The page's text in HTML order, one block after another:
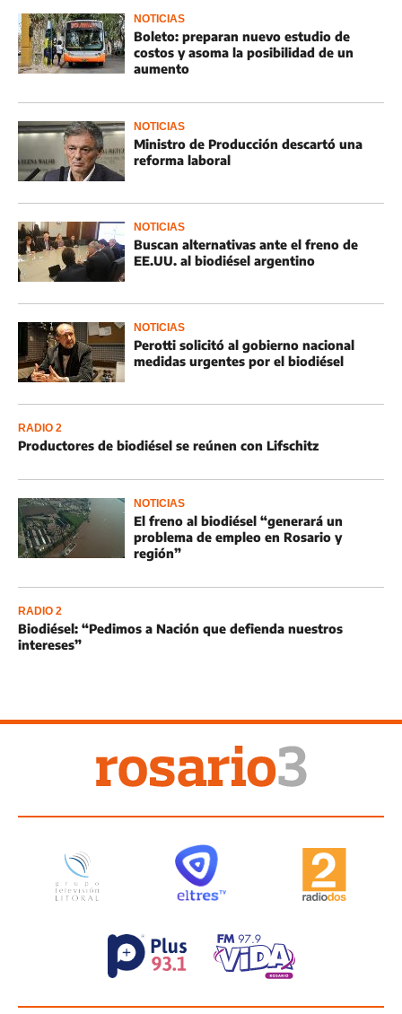
NOTICIAS
Boleto: preparan nuevo estudio de
costos y asoma la posibilidad de un
aumento
NOTICIAS
Ministro de Producción descartó una
reforma laboral
NOTICIAS
Buscan alternativas ante el freno de
EE.UU. al biodiésel argentino
NOTICIAS
Perotti solicitó al gobierno nacional
medidas urgentes por el biodiésel
RADIO 2
Productores de biodiésel se reúnen con Lifschitz
NOTICIAS
El freno al biodiésel “generará un
problema de empleo en Rosario y
región”
RADIO 2
Biodiésel: “Pedimos a Nación que defienda nuestros
intereses”